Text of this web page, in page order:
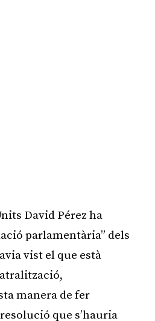
David Pérez ha
parlamentària” dels
vist el que està
manera de fer
que s’hauria